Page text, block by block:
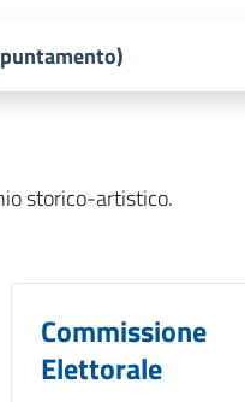
storico-artistico.
Commissione
Elettorale